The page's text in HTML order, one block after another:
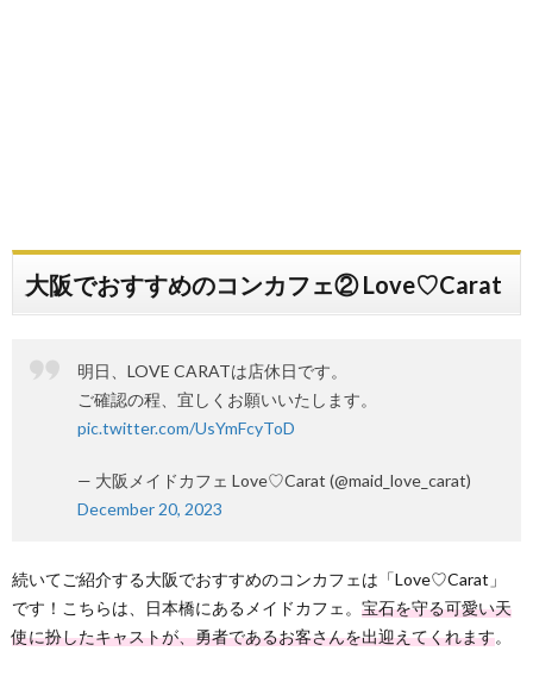
大阪でおすすめのコンカフェ② Love♡Carat
明日、LOVE CARATは店休日です。
ご確認の程、宜しくお願いいたします。
pic.twitter.com/UsYmFcyToD
— 大阪メイドカフェ Love♡Carat (@maid_love_carat)
December 20, 2023
続いてご紹介する大阪でおすすめのコンカフェは「Love♡Carat」
です！こちらは、日本橋にあるメイドカフェ。 宝石を守る可愛い天
使に扮したキャストが、勇者であるお客さんを出迎えてくれます。